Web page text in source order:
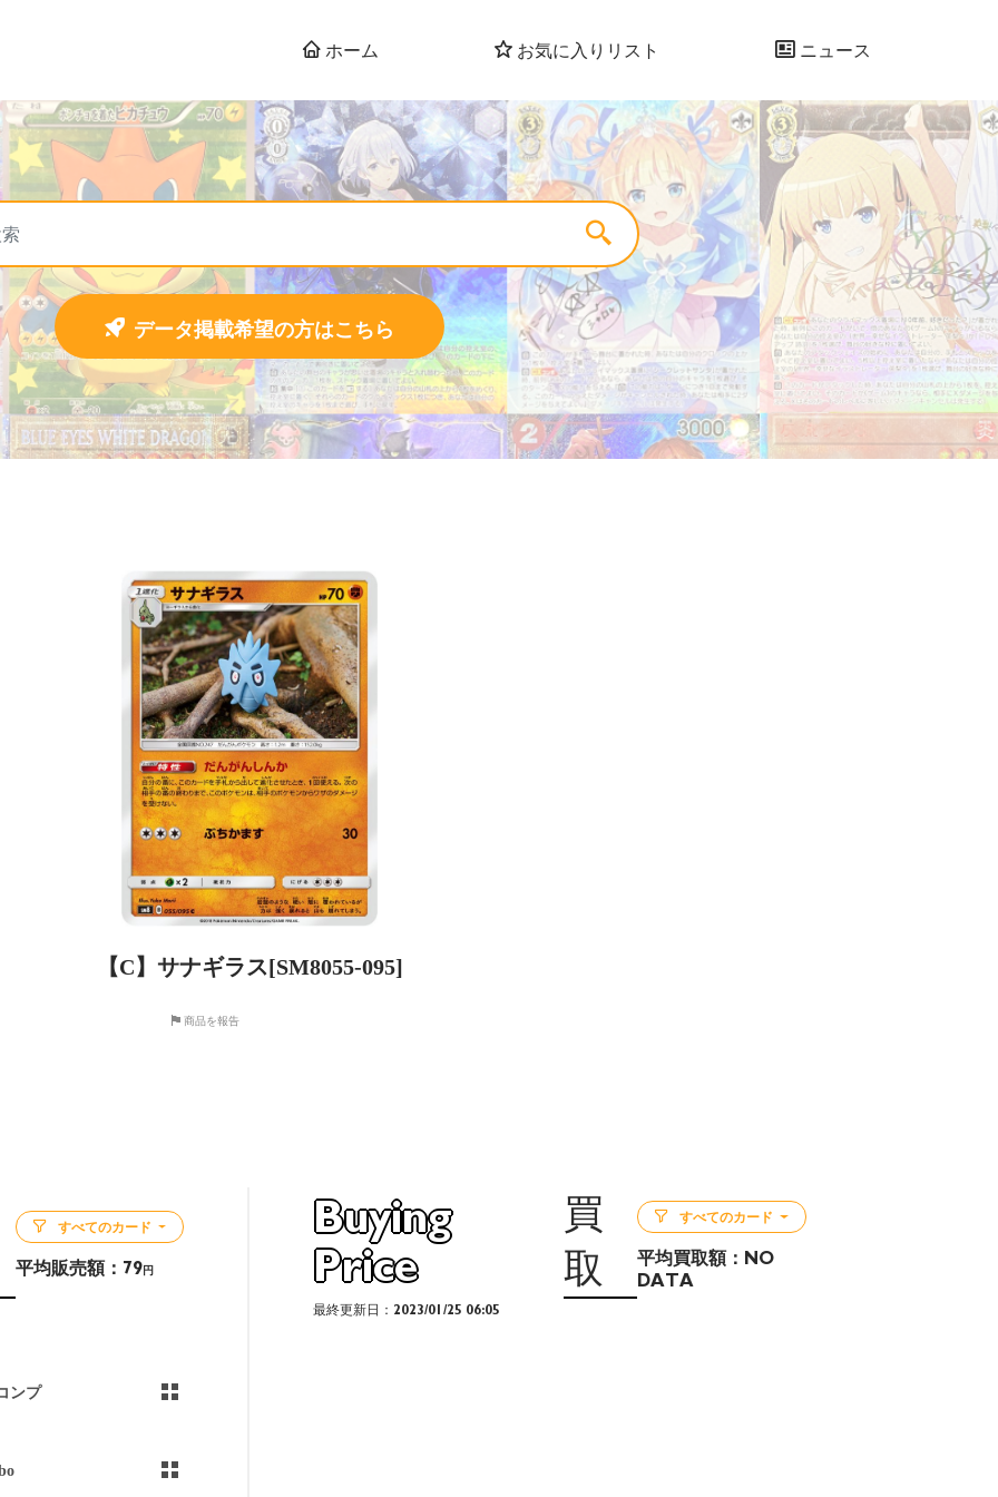
ホーム お気に入りリスト ニュース
データ掲載希望の方はこちら
【C】サナギラス[SM8055-095]
商品を報告
すべてのカード
平均販売額： 79円
ンプ
Buying
Price
買
取
最終更新日：2023/01/25 06:05
すべてのカード
平均買取額： NO
DATA